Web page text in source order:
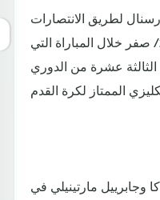
لطريق الانتصارات
بفوزه على ضيفه نيوكاسل 2 / صفر خلال المباراة التي
عشرة من الدوري
مارتينيلي في